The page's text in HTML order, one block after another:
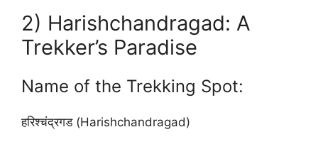
2) Harishchandragad: A
Trekker’s Paradise
Name of the Trekking Spot:
हरिश्चंद्रगड (Harishchandragad)